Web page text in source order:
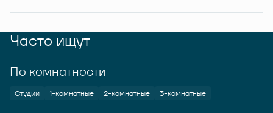
Часто ищут
По комнатности
Студии 1-комнатные 2-комнатные 3-комнатные